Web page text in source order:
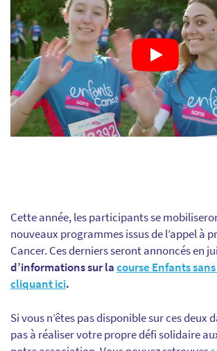
Cette année, les participants se
nouveaux programmes issus de l’appel à
Cancer. Ces derniers seront annoncés en
d’informations sur lacourse Enfants
cliquant ici.
Si vous n’êtes pas disponible sur ces deux
pas à réaliser votre propre défi solidaire